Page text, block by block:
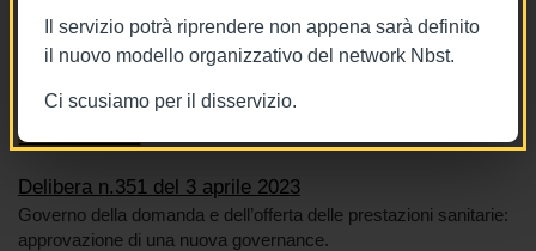
Il servizio potrà riprendere non appena sarà definito
il nuovo modello organizzativo del network Nbst.
Ci scusiamo per il disservizio.
Delibera n.351 del 3 aprile 2023
Tags Toscana
BURT Bollettino della regione toscana
Sistema sanitario
Delibera n.351 del 3 aprile 2023
Governo della domanda e dell’offerta delle prestazioni sanitarie:
approvazione di una nuova governance.